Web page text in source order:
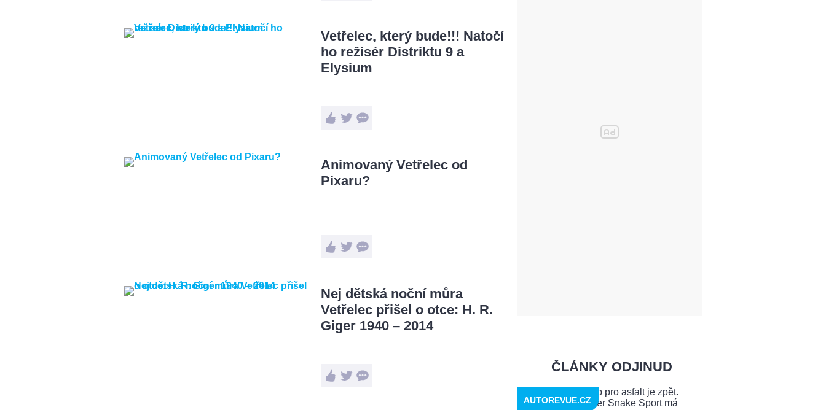
Vetřelec, který bude!!! Natočí
ho režisér Distriktu 9 a
Elysium
Animovaný Vetřelec od
Pixaru?
Nej dětská noční můra
Vetřelec přišel o otce: H. R.
Giger 1940 – 2014
ČLÁNKY ODJINUD
AUTOREVUE.CZ